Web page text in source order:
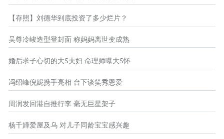
【存照】刘德华到底投资了多少烂片？
吴尊冷峻造型登封面 称妈妈离世变成熟
婚后求子心切的大S夫妇 命理师曝大S怀
冯绍峰倪妮携手亮相 台下谈笑秀恩爱
周润发回港自推行李 毫无巨星架子
杨千嬅爱屋及乌 对儿子同龄宝宝感兴趣